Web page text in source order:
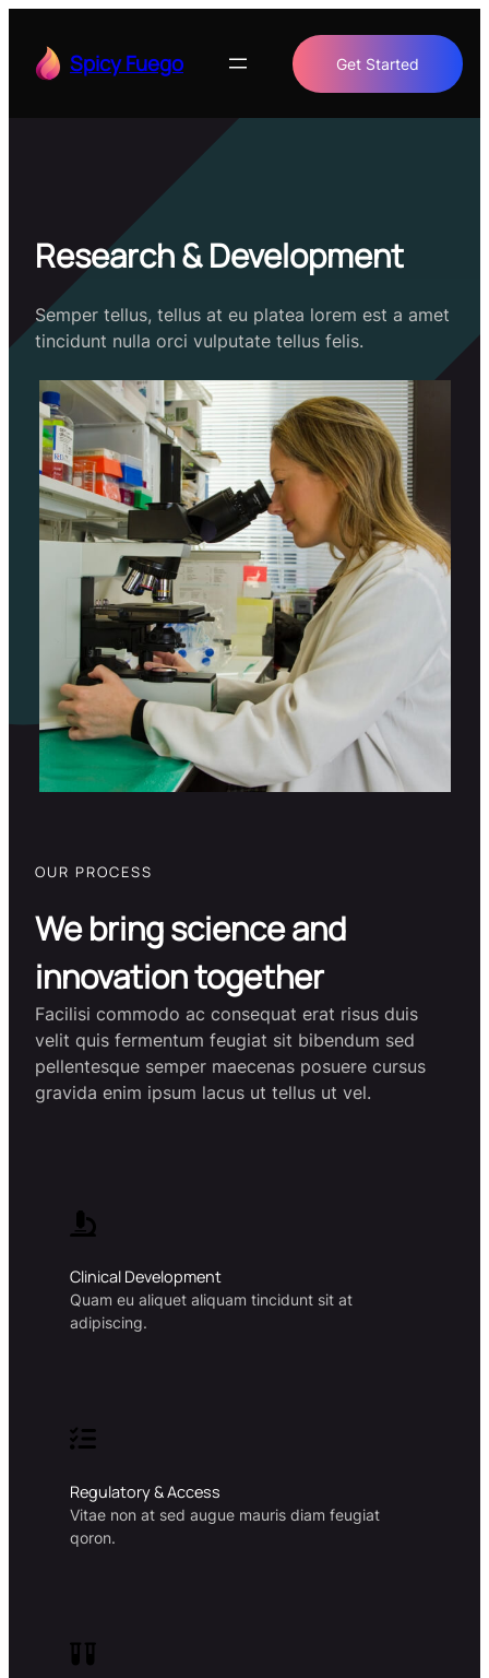
contentSpicy Fuego Get Started
Research & Development
Semper tellus, tellus at eu platea lorem est a amet
tincidunt nulla orci vulputate tellus felis.
OUR PROCESS
We bring science and
innovation together
Facilisi commodo ac consequat erat risus duis
velit quis fermentum feugiat sit bibendum sed
pellentesque semper maecenas posuere cursus
gravida enim ipsum lacus ut tellus ut vel.
Clinical Development
Quam eu aliquet aliquam tincidunt sit at
adipiscing.
Regulatory & Access
Vitae non at sed augue mauris diam feugiat
qoron.